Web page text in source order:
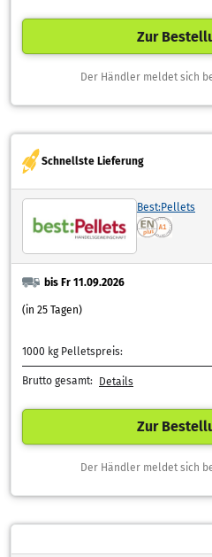
Zur
Der Händler meldet sich
Schnellste Lieferung
Best:Pellets
bis Fr 11.09.2026
(in 25 Tagen)
1000 kg Pelletspreis:
Brutto gesamt: Details
Zur
Der Händler meldet sich